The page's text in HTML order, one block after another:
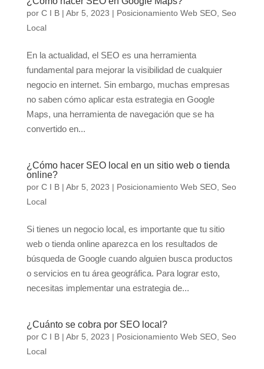
por C I B| Abr 5, 2023 | Posicionamiento Web SEO, Seo
Local
En la actualidad, el SEO es una herramienta
fundamental para mejorar la visibilidad de cualquier
negocio en internet. Sin embargo, muchas empresas
no saben cómo aplicar esta estrategia en Google
Maps, una herramienta de navegación que se ha
convertido en...
¿Cómo hacer SEO local en un sitio web o tienda
online?
por C I B| Abr 5, 2023 | Posicionamiento Web SEO, Seo
Local
Si tienes un negocio local, es importante que tu sitio
web o tienda online aparezca en los resultados de
búsqueda de Google cuando alguien busca productos
o servicios en tu área geográfica. Para lograr esto,
necesitas implementar una estrategia de...
¿Cuánto se cobra por SEO local?
por C I B| Abr 5, 2023 | Posicionamiento Web SEO, Seo
Local